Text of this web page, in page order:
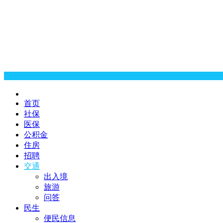
首页
社保
医保
公积金
住房
招聘
交通
出入境
旅游
问答
民生
便民信息